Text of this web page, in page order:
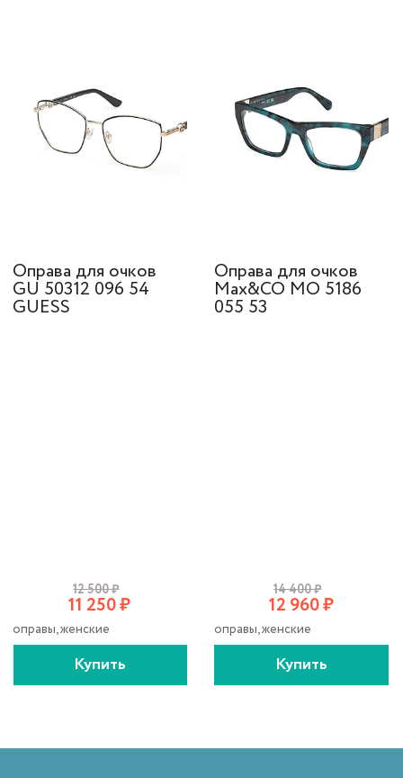
Оправа для очков
GU 50312 096 54
GUESS
12 500₽
11 250₽
оправы, женские
Купить
Оправа для очков
Max&CO MO 5186
055 53
14 400₽
12 960₽
оправы, женские
Купить